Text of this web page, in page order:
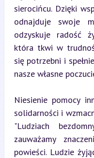
sierocińcu. Dzięki
odnajduje swoje
odzyskuje radość
która tkwi w
się potrzebni i
nasze własne
Niesienie pomocy
solidarności i
"Ludziach
zauważamy
powieści. Ludzie